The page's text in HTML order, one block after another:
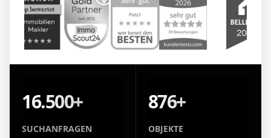
16.500+
SUCHANFRAGEN
876+
OBJEKTE